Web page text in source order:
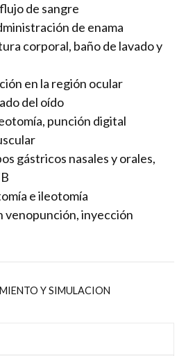
de sangre
de enama
corporal, baño de lavado y
en la región ocular
del oído
punción digital
gástricos nasales y orales,
e ileotomía
venopunción, inyección
Y SIMULACION